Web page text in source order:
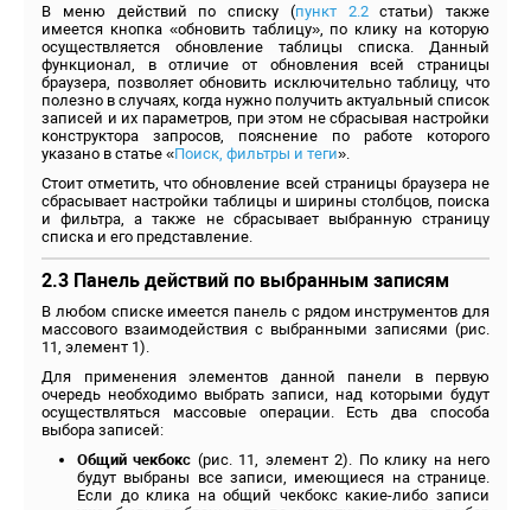
В меню действий по списку (пункт 2.2статьи) также
имеется кнопка «обновить таблицу», по клику на которую
осуществляется обновление таблицы списка. Данный
функционал, в отличие от обновления всей страницы
браузера, позволяет обновить исключительно таблицу, что
полезно в случаях, когда нужно получить актуальный список
записей и их параметров, при этом не сбрасывая настройки
конструктора запросов, пояснение по работе которого
указано в статье «Поиск, фильтры и теги».
Стоит отметить, что обновление всей страницы браузера не
сбрасывает настройки таблицы и ширины столбцов, поиска
и фильтра, а также не сбрасывает выбранную страницу
списка и его представление.
2.3 Панель действий по выбранным записям
В любом списке имеется панель с рядом инструментов для
массового взаимодействия с выбранными записями (рис.
11, элемент 1).
Для применения элементов данной панели в первую
очередь необходимо выбрать записи, над которыми будут
осуществляться массовые операции. Есть два способа
выбора записей:
Общий чекбокс (рис. 11, элемент 2). По клику на него
будут выбраны все записи, имеющиеся на странице.
Если до клика на общий чекбокс какие-либо записи